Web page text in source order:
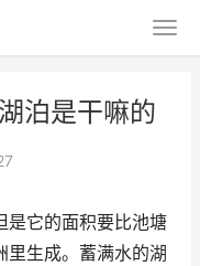
泊是干嘛的
是它的面积要比池塘
里生成。蓄满水的湖